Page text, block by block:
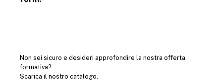
Non sei sicuro e desideri approfondire la nostra offerta
formativa?
Scarica il nostro catalogo.